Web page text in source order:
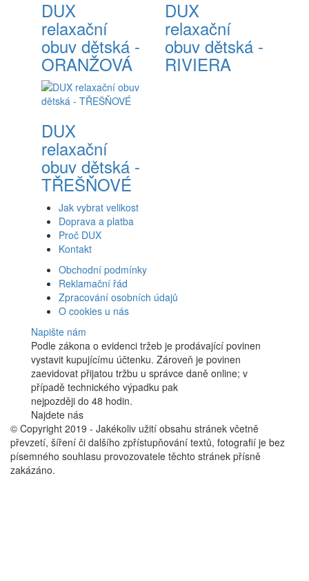
DUX
relaxační
obuv dětská -
ORANŽOVÁ
DUX
relaxační
obuv dětská -
RIVIERA
DUX
relaxační
obuv dětská -
TŘEŠŇOVÉ
Jak vybrat velikost
Doprava a platba
Proč DUX
Kontakt
Obchodní podmínky
Reklamační řád
Zpracování osobních údajů
O cookies u nás
Napište nám
Podle zákona o evidenci tržeb je prodávající povinen
vystavit kupujícímu účtenku. Zároveň je povinen
zaevidovat přijatou tržbu u správce daně online; v
případě technického výpadku pak
nejpozději do 48 hodin.
Najdete nás
© Copyright 2019 - Jakékoliv užití obsahu stránek včetně
převzetí, šíření či dalšího zpřístupňování textů, fotografií je bez
písemného souhlasu provozovatele těchto stránek přísně
zakázáno.